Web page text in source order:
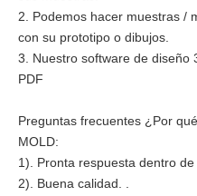
2. Podemos hacer muestras /
con su prototipo o dibujos.
3. Nuestro software de diseño
PDF
Preguntas frecuentes ¿Por
MOLD:
1). Pronta respuesta dentro
2). Buena calidad. .